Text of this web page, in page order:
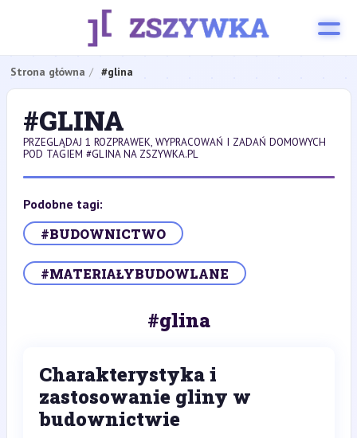
Strona główna #glina
#GLINA
PRZEGLĄDAJ 1 ROZPRAWEK, WYPRACOWAŃ I ZADAŃ DOMOWYCH
POD TAGIEM #GLINA NA ZSZYWKA.PL
Podobne tagi:
#BUDOWNICTWO
#MATERIAŁYBUDOWLANE
#glina
Charakterystyka i
zastosowanie gliny w
budownictwie